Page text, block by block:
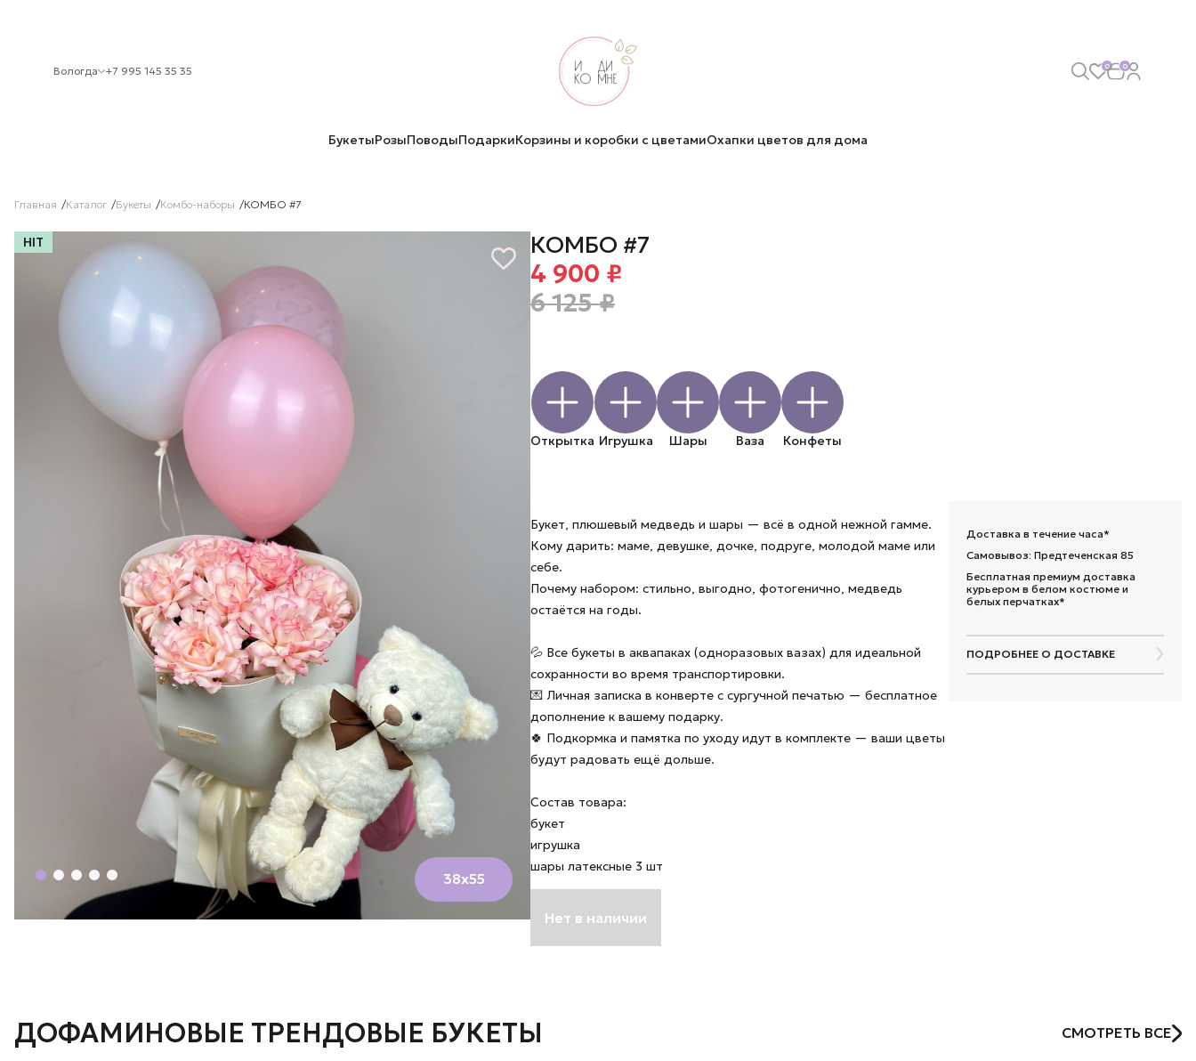
Вологда +7 995 145 35 35 0 0
БукетыРозыПоводыПодаркиКорзины и коробки с цветамиОхапки цветов для дома
Главная Каталог Букеты Комбо-наборы КОМБО #7
HIT
38х55
КОМБО #7
4 900 ₽
6 125 ₽
Открытка Игрушка Шары Ваза Конфеты
Букет, плюшевый медведь и шары — всё в одной нежной гамме.
Кому дарить: маме, девушке, дочке, подруге, молодой маме или
себе.
Почему набором: стильно, выгодно, фотогенично, медведь
остаётся на годы.
💦 Все букеты в аквапаках (одноразовых вазах) для идеальной
сохранности во время транспортировки.
💌 Личная записка в конверте с сургучной печатью — бесплатное
дополнение к вашему подарку.
🍀 Подкормка и памятка по уходу идут в комплекте — ваши цветы
будут радовать ещё дольше.
Состав товара:
букет
игрушка
шары латексные 3 шт
Доставка в течение часа*
Самовывоз: Предтеченская 85
Бесплатная премиум доставка
курьером в белом костюме и
белых перчатках*
ПОДРОБНЕЕ О ДОСТАВКЕ
Нет в наличии
ДОФАМИНОВЫЕ ТРЕНДОВЫЕ БУКЕТЫ СМОТРЕТЬ ВСЕ